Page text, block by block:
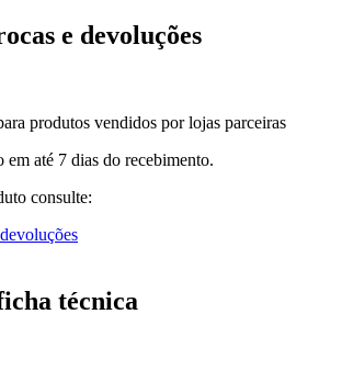
e devoluções
produtos vendidos por lojas parceiras
até 7 dias do recebimento.
consulte:
técnica